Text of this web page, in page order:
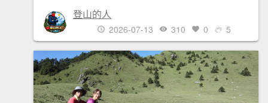
登山的人
2026-07-13 310 0 5